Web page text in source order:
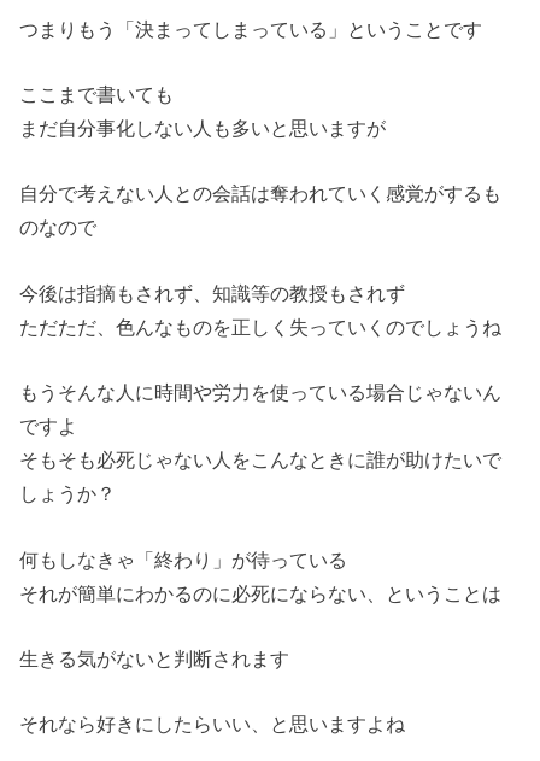
つまりもう「決まってしまっている」ということです
ここまで書いても
まだ自分事化しない人も多いと思いますが
自分で考えない人との会話は奪われていく感覚がするも
のなので
今後は指摘もされず、知識等の教授もされず
ただただ、色んなものを正しく失っていくのでしょうね
もうそんな人に時間や労力を使っている場合じゃないん
ですよ
そもそも必死じゃない人をこんなときに誰が助けたいで
しょうか？
何もしなきゃ「終わり」が待っている
それが簡単にわかるのに必死にならない、ということは
生きる気がないと判断されます
それなら好きにしたらいい、と思いますよね